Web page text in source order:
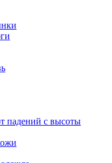
падений с высоты